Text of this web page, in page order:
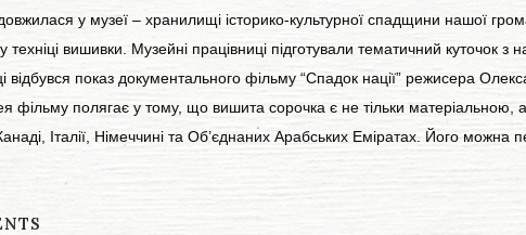
у музеї – хранилищі історико-культурної спадщини нашої
техніці вишивки. Музейні працівниці підготували тематичний куточок з
показ документального фільму “Спадок нації” режисера
фільму полягає у тому, що вишита сорочка є не тільки
Італії, Німеччині та Об’єднаних Арабських Еміратах. Його можна